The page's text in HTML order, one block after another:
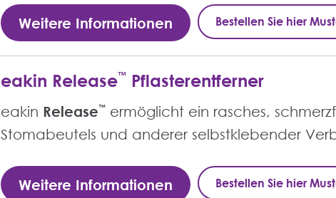
Weitere Informationen Bestellen Sie hier
eakin Release™ Pflasterentferner
eakin Release™ ermöglicht ein rasches,
Stomabeutels und anderer selbstklebender
Weitere Informationen Bestellen Sie hier